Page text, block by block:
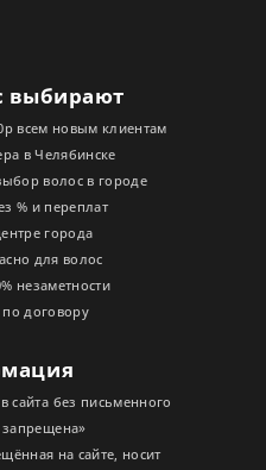
выбирают
всем новым клиентам
в Челябинске
волос в городе
% и переплат
города
для волос
незаметности
договору
сайта без письменного
на сайте, носит